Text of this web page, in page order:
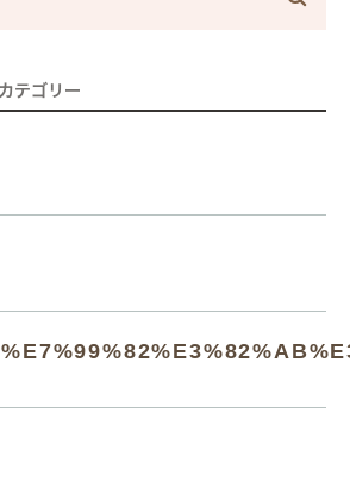
カテゴリー